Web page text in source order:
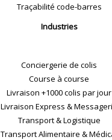
Traçabilité code-barres
Industries
Conciergerie de colis
Course à course
Livraison +1000 colis par jour
Livraison Express &
Transport & Logistique
Transport Alimentaire &